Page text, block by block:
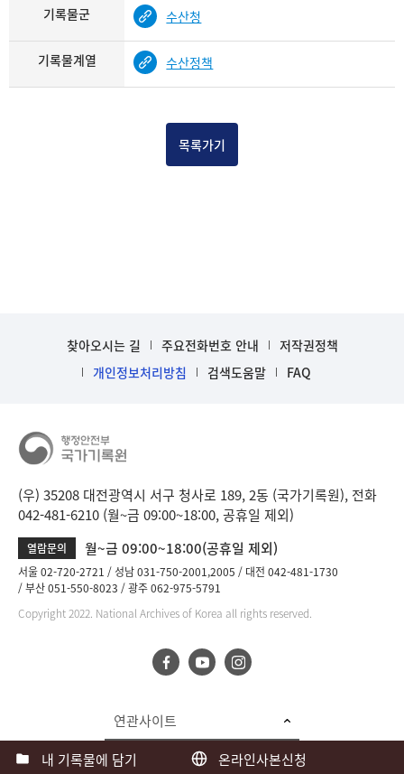
기록물군 수산청
기록물계열 수산정책
목록가기
내 기록물에 담기 온라인사본신청
찾아오시는 길 주요전화번호 안내
저작권정책
개인정보처리방침
검색도움말 FAQ
(우) 35208 대전광역시 서구 청사로 189, 2동 (국가기록원), 전화
042-481-6210 (월~금 09:00~18:00, 공휴일 제외)
열람문의 월~금 09:00~18:00(공휴일 제외)
서울 02-720-2721 성남 031-750-2001,2005
대전 042-481-1730
부산 051-550-8023
광주 062-975-5791
Copyright 2022. National Archives of Korea all rights reserved.
연관사이트